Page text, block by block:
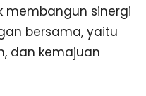
membangun sinergi
bersama, yaitu
dan kemajuan